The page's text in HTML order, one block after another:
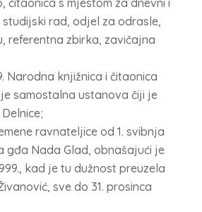
rad, odjel za odrasle,
referentna zbirka, zavičajna
Narodna knjižnica i čitaonica
samostalna ustanova čiji je
ravnateljice od 1. svibnja
gđa Nada Glad, obnašajući je
kad je tu dužnost preuzela
sve do 31. prosinca